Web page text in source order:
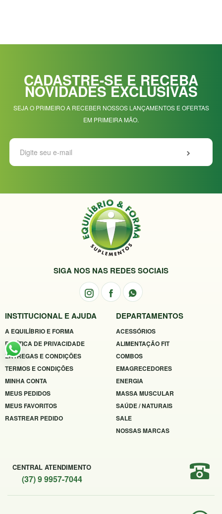
CADASTRE-SE E RECEBA
NOVIDADES EXCLUSIVAS
SEJA O PRIMEIRO A RECEBER NOSSOS LANÇAMENTOS E OFERTAS
EM PRIMEIRA MÃO.
SIGA NOS NAS REDES SOCIAIS
INSTITUCIONAL E AJUDA
A EQUILÍBRIO E FORMA
POLÍTICA DE PRIVACIDADE
ENTREGAS E CONDIÇÕES
TERMOS E CONDIÇÕES
MINHA CONTA
MEUS PEDIDOS
MEUS FAVORITOS
RASTREAR PEDIDO
DEPARTAMENTOS
ACESSÓRIOS
ALIMENTAÇÃO FIT
COMBOS
EMAGRECEDORES
ENERGIA
MASSA MUSCULAR
SAÚDE / NATURAIS
SALE
NOSSAS MARCAS
CENTRAL ATENDIMENTO
(37) 9 9957-7044